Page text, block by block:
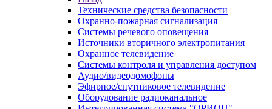
Технические средства безопасности
Охранно-пожарная сигнализация
Системы речевого оповещения
Источники вторичного электропитания
Охранное телевидение
Системы контроля и управления доступом
Аудио/видеодомофоны
Эфирное/спутниковое телевидение
Оборудование радиоканальное